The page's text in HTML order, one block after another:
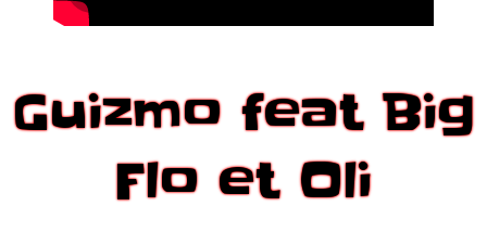
Guizmo feat Big
Flo et Oli